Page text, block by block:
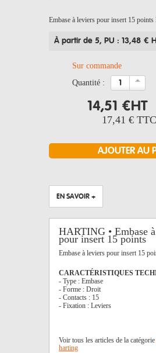
Embase à leviers pour insert 15
À partir de 5, PU : 13,48 €
Sur commande
quantité :
14,51 €HT
17,41 € TTC
EN SAVOIR +
HARTING • Embase
pour insert 15 points
Embase à leviers pour insert 15
CARACTÉRISTIQUES
- Type : Embase
- Forme : Droit
- Contacts : 15
- Fixation : Leviers
Voir tous les articles de la catégorie
harting